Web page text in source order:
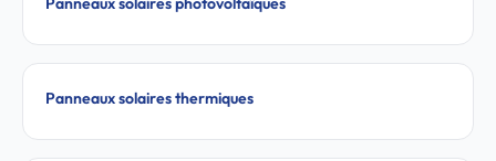
Panneaux solaires thermiques